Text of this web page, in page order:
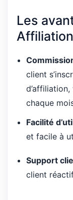
Les
Affiliation
client
chaque
Facilité
et facile à
Support
client